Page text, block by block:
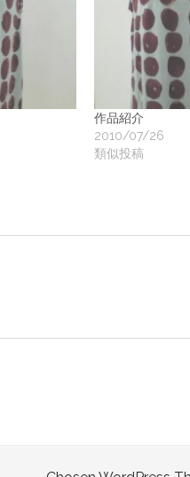
地
ク
ー
作品紹介
2010/07/26
類似投稿